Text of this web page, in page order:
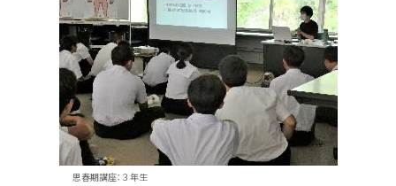
思春期講座：３年生